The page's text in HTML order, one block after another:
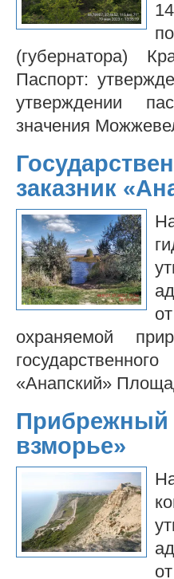
(губернатора)
Паспорт:
утверждении
значения
заказник
охраняемой
«Анапский»
взморье»